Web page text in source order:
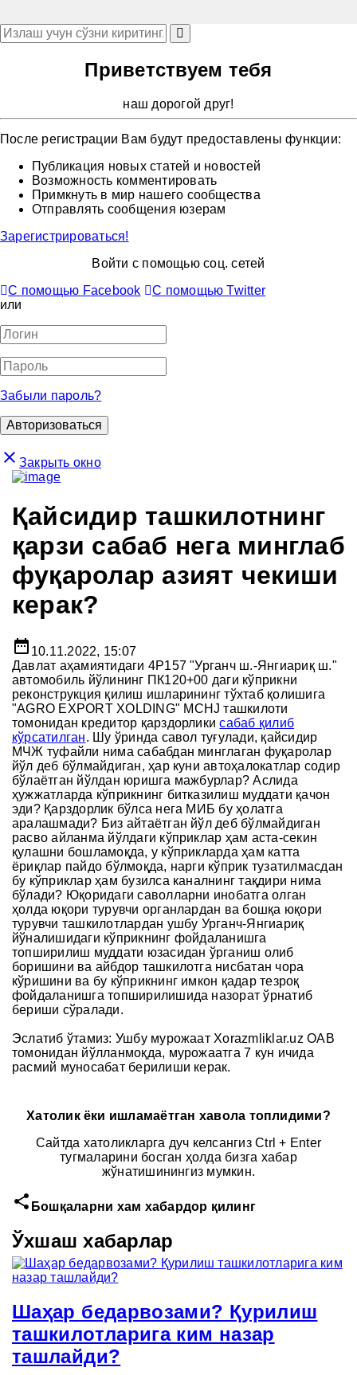
Приветствуем тебя
наш дорогой друг!
После регистрации Вам будут предоставлены функции:
Публикация новых статей и новостей
Возможность комментировать
Примкнуть в мир нашего сообщества
Отправлять сообщения юзерам
Зарегистрироваться!
Войти с помощью соц. сетей
С помощью Facebook
С помощью Twitter
или
Забыли пароль?
close Закрыть окно
Қайсидир ташкилотнинг
қарзи сабаб нега минглаб
фуқаролар азият чекиши
керак?
date_range 10.11.2022, 15:07
Давлат аҳамиятидаги 4Р157 "Урганч ш.-Янгиариқ ш."
автомобиль йўлининг ПК120+00 даги кўприкни
реконструкция қилиш ишларининг тўхтаб қолишига
"AGRO EXPORT XOLDING" MCHJ ташкилоти
томонидан кредитор қарздорликисабаб қилиб
кўрсатилган. Шу ўринда савол туғулади, қайсидир
МЧЖ туфайли нима сабабдан минглаган фуқаролар
йўл деб бўлмайдиган, ҳар куни автоҳалокатлар содир
бўлаётган йўлдан юришга мажбурлар? Аслида
ҳужжатларда кўприкнинг битказилиш муддати қачон
эди? Қарздорлик бўлса нега МИБ бу ҳолатга
аралашмади? Биз айтаётган йўл деб бўлмайдиган
расво айланма йўлдаги кўприклар ҳам аста-секин
қулашни бошламоқда, у кўприкларда ҳам катта
ёриқлар пайдо бўлмоқда, нарги кўприк тузатилмасдан
бу кўприклар ҳам бузилса каналнинг тақдири нима
бўлади? Юқоридаги саволларни инобатга олган
ҳолда юқори турувчи органлардан ва бошқа юқори
турувчи ташкилотлардан ушбу Урганч-Янгиариқ
йўналишидаги кўприкнинг фойдаланишга
топширилиш муддати юзасидан ўрганиш олиб
боришини ва айбдор ташкилотга нисбатан чора
кўришини ва бу кўприкнинг имкон қадар тезроқ
фойдаланишга топширилишида назорат ўрнатиб
бериши сўралади.
Эслатиб ўтамиз: Ушбу мурожаат Xorazmliklar.uz ОАВ
томонидан йўлланмоқда, мурожаатга 7 кун ичида
расмий муносабат берилиши керак.
Хатолик ёки ишламаётган хавола топлидими?
Сайтда хатоликларга дуч келсангиз Ctrl + Enter
тугмаларини босган ҳолда бизга хабар
жўнатишинингиз мумкин.
share Бошқаларни хам хабардор қилинг
Ўхшаш хабарлар
Шаҳар бедарвозами? Қурилиш
ташкилотларига ким назар
ташлайди?